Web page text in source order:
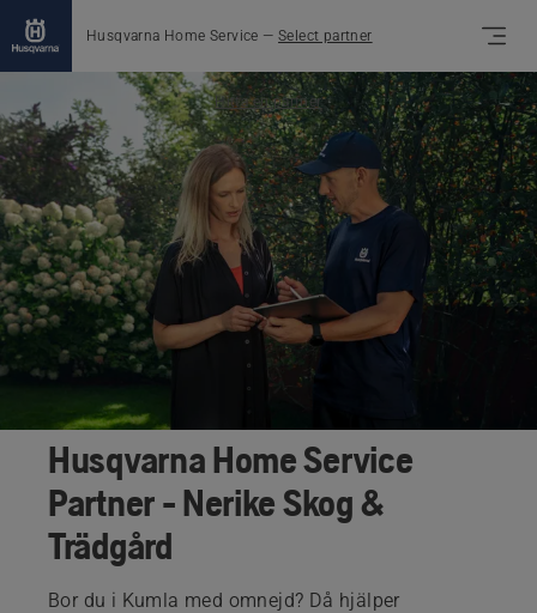
Husqvarna Home Service — Select partner
Hitta en partner
Husqvarna Home Service
Partner - Nerike Skog &
Trädgård
Bor du i Kumla med omnejd? Då hjälper